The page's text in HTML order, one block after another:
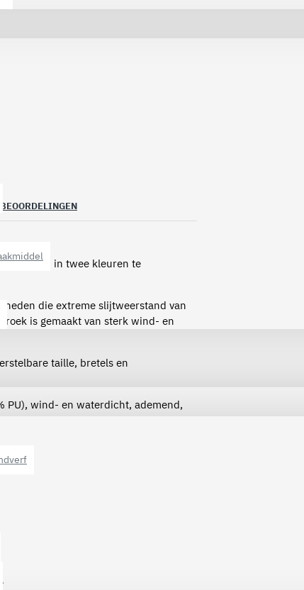
BEOORDELINGEN
Level 3 - in twee kleuren te
die extreme slijtweerstand van
is gemaakt van sterk wind- en
taille, bretels en
PU), wind- en waterdicht, ademend,